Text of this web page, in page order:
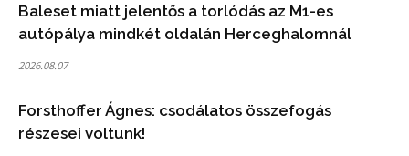
Baleset miatt jelentős a torlódás az M1-es
autópálya mindkét oldalán Herceghalomnál
2026.08.07
Forsthoffer Ágnes: csodálatos összefogás
részesei voltunk!